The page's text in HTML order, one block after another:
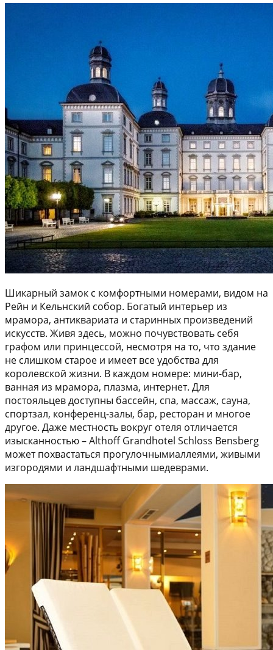
Шикарный замок с комфортными номерами, видом на
Рейн и Кельнский собор. Богатый интерьер из
мрамора, антиквариата и старинных произведений
искусств. Живя здесь, можно почувствовать себя
графом или принцессой, несмотря на то, что здание
не слишком старое и имеет все удобства для
королевской жизни. В каждом номере: мини-бар,
ванная из мрамора, плазма, интернет. Для
постояльцев доступны бассейн, спа, массаж, сауна,
спортзал, конференц-залы, бар, ресторан и многое
другое. Даже местность вокруг отеля отличается
изысканностью – Althoff Grandhotel Schloss Bensberg
может похвастаться прогулочнымиаллеями, живыми
изгородями и ландшафтными шедеврами.